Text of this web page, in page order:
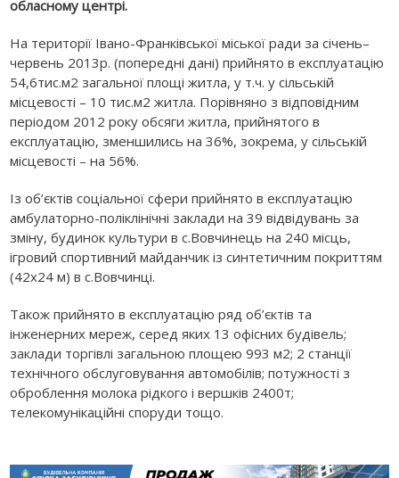
обласному центрі.
На території Івано-Франківської міської ради за січень–
червень 2013р. (попередні дані) прийнято в експлуатацію
54,6тис.м2 загальної площі житла, у т.ч. у сільській
місцевості – 10 тис.м2 житла. Порівняно з відповідним
періодом 2012 року обсяги житла, прийнятого в
експлуатацію, зменшились на 36%, зокрема, у сільській
місцевості – на 56%.
Із об’єктів соціальної сфери прийнято в експлуатацію
амбулаторно-поліклінічні заклади на 39 відвідувань за
зміну, будинок культури в с.Вовчинець на 240 місць,
ігровий спортивний майданчик із синтетичним покриттям
(42х24 м) в с.Вовчинці.
Також прийнято в експлуатацію ряд об’єктів та
інженерних мереж, серед яких 13 офісних будівель;
заклади торгівлі загальною площею 993 м2; 2 станції
технічного обслуговування автомобілів; потужності з
оброблення молока рідкого і вершків 2400т;
телекомунікаційні споруди тощо.